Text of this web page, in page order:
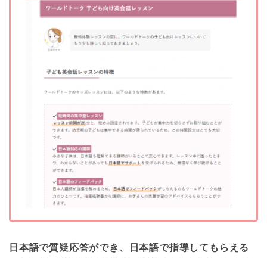
日本語で質疑応答ができ、日本語で指導してもらえる